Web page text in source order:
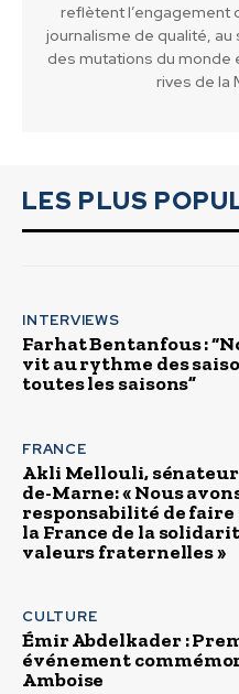
reflètent l’engagement
journalisme de qualité,
des mutations du monde
rives de la
LES PLUS
INTERVIEWS
Farhat Bentanfous :
vit au rythme des
toutes les saisons”
FRANCE
Akli Mellouli, sénateur
de-Marne: « Nous
responsabilité de
la France de la
valeurs fraternelles »
CULTURE
Émir Abdelkader :
événement
Amboise